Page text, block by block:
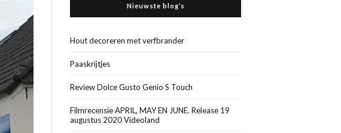
Nieuwste blog’s
Hout decoreren met verfbrander
Paaskrijtjes
Review Dolce Gusto Genio S Touch
Filmrecensie APRIL, MAY EN JUNE. Release 19
augustus 2020 Videoland